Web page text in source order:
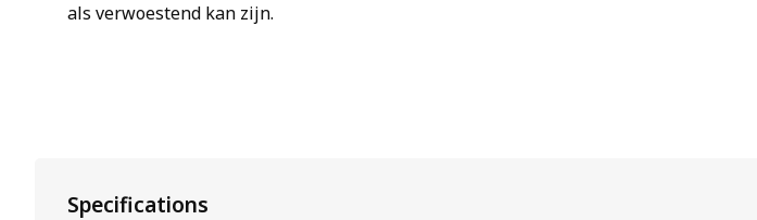
als verwoestend kan zijn.
Specifications